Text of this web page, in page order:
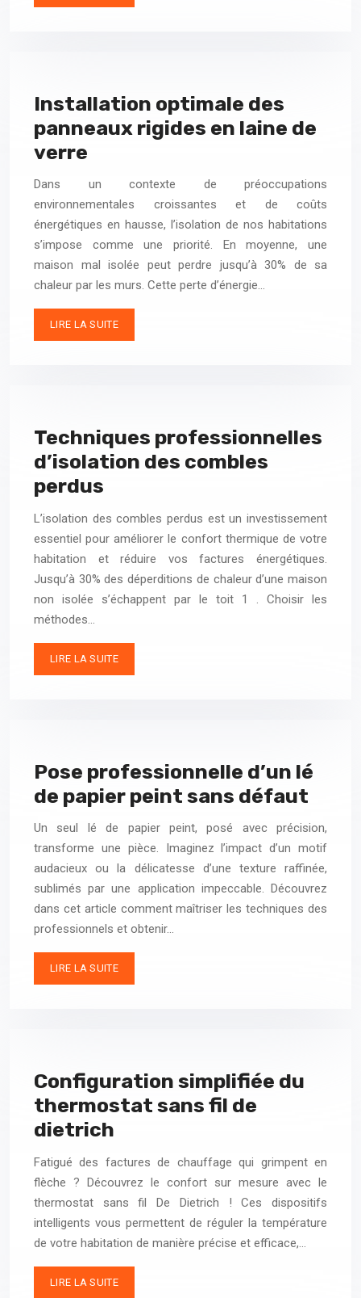
Installation optimale des
panneaux rigides en laine de
verre
Dans un contexte de préoccupations
environnementales croissantes et de coûts
énergétiques en hausse, l’isolation de nos habitations
s’impose comme une priorité. En moyenne, une
maison mal isolée peut perdre jusqu’à 30% de sa
chaleur par les murs. Cette perte d’énergie…
LIRE LA SUITE
Techniques professionnelles
d’isolation des combles
perdus
L’isolation des combles perdus est un investissement
essentiel pour améliorer le confort thermique de votre
habitation et réduire vos factures énergétiques.
Jusqu’à 30% des déperditions de chaleur d’une maison
non isolée s’échappent par le toit 1 . Choisir les
méthodes…
LIRE LA SUITE
Pose professionnelle d’un lé
de papier peint sans défaut
Un seul lé de papier peint, posé avec précision,
transforme une pièce. Imaginez l’impact d’un motif
audacieux ou la délicatesse d’une texture raffinée,
sublimés par une application impeccable. Découvrez
dans cet article comment maîtriser les techniques des
professionnels et obtenir…
LIRE LA SUITE
Configuration simplifiée du
thermostat sans fil de
dietrich
Fatigué des factures de chauffage qui grimpent en
flèche ? Découvrez le confort sur mesure avec le
thermostat sans fil De Dietrich ! Ces dispositifs
intelligents vous permettent de réguler la température
de votre habitation de manière précise et efficace,…
LIRE LA SUITE